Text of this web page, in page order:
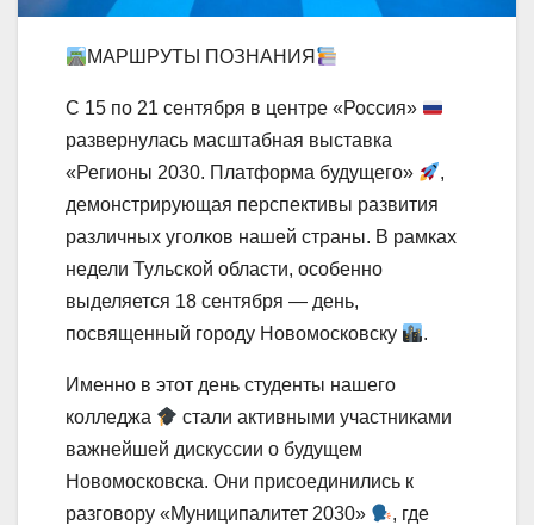
МАРШРУТЫ ПОЗНАНИЯ
С 15 по 21 сентября в центре «Россия»
развернулась масштабная выставка
«Регионы 2030. Платформа будущего»
,
демонстрирующая перспективы развития
различных уголков нашей страны. В рамках
недели Тульской области, особенно
выделяется 18 сентября — день,
посвященный городу Новомосковску
.
Именно в этот день студенты нашего
колледжа
стали активными участниками
важнейшей дискуссии о будущем
Новомосковска. Они присоединились к
разговору «Муниципалитет 2030»
, где